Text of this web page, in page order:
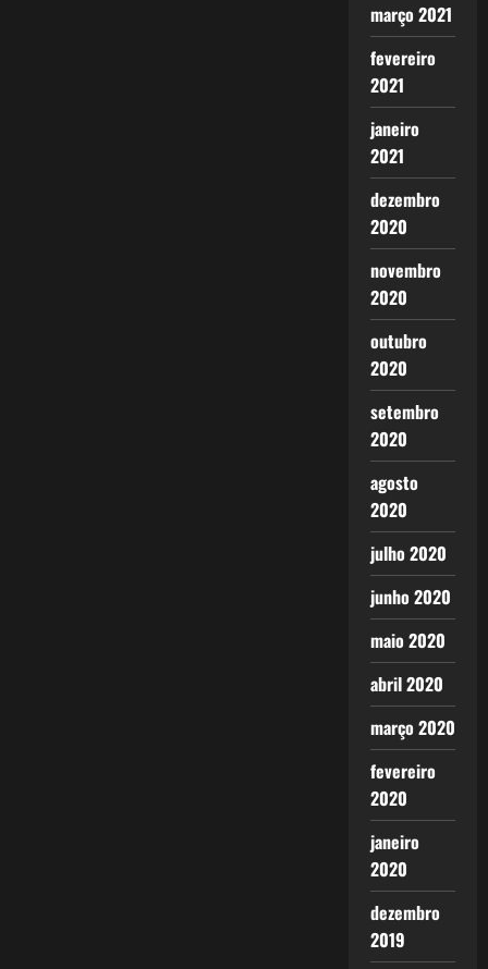
março 2021
fevereiro
2021
janeiro
2021
dezembro
2020
novembro
2020
outubro
2020
setembro
2020
agosto
2020
julho 2020
junho 2020
maio 2020
abril 2020
março 2020
fevereiro
2020
janeiro
2020
dezembro
2019